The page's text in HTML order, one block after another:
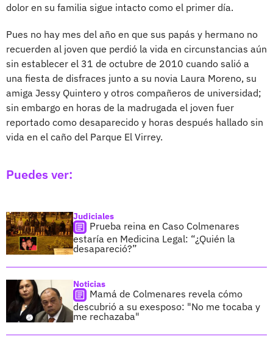
dolor en su familia sigue intacto como el primer día.
Pues no hay mes del año en que sus papás y hermano no
recuerden al joven que perdió la vida en circunstancias aún
sin establecer el 31 de octubre de 2010 cuando salió a
una fiesta de disfraces junto a su novia Laura Moreno, su
amiga Jessy Quintero y otros compañeros de universidad;
sin embargo en horas de la madrugada el joven fuer
reportado como desaparecido y horas después hallado sin
vida en el caño del Parque El Virrey.
Puedes ver:
Judiciales
Prueba reina en Caso Colmenares
estaría en Medicina Legal: “¿Quién la
desapareció?”
Noticias
Mamá de Colmenares revela cómo
descubrió a su exesposo: "No me tocaba y
me rechazaba"